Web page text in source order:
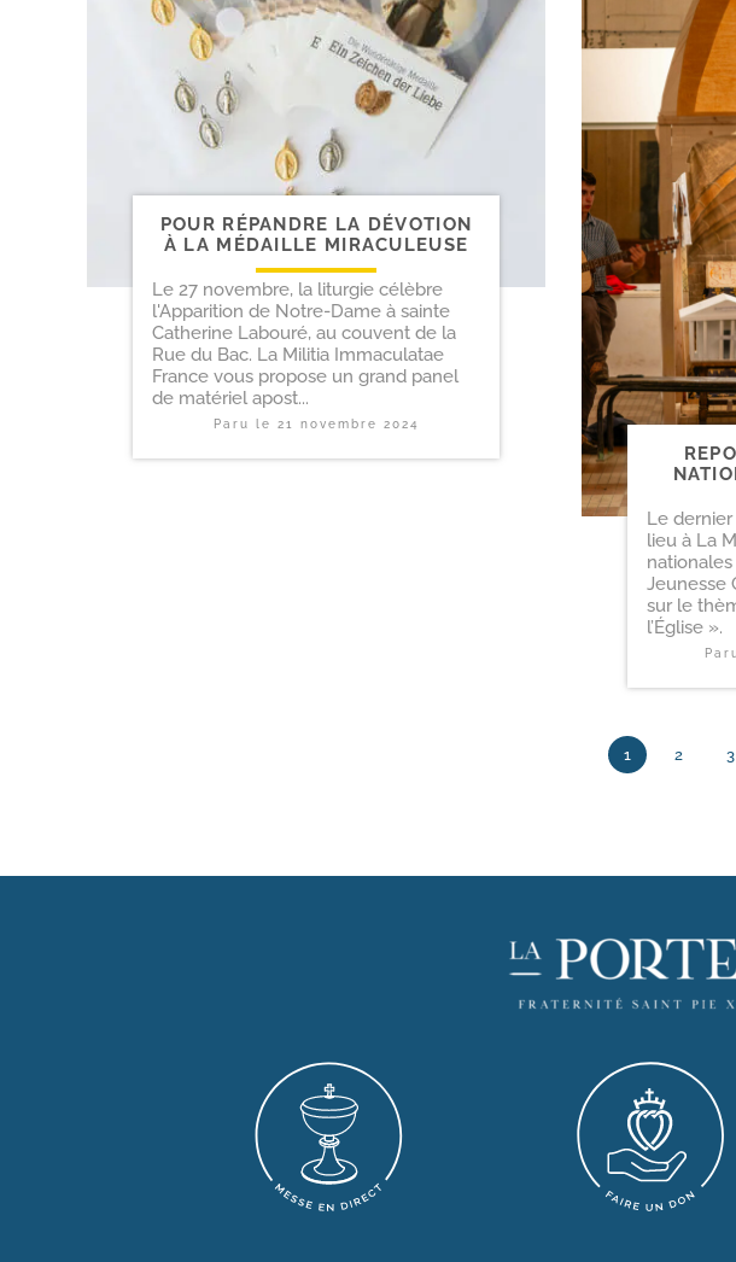
POUR RÉPANDRE LA DÉVOTION
À LA MÉDAILLE MIRACULEUSE
Le 27 novembre, la liturgie célèbre
l'Apparition de Notre-Dame à sainte
Catherine Labouré, au couvent de la
Rue du Bac. La Militia Immaculatae
France vous propose un grand panel
de matériel apost...
Paru le 21 novembre 2024
Le
lieu à La
Jeunesse
sur le
l’Église ».
1 2 3